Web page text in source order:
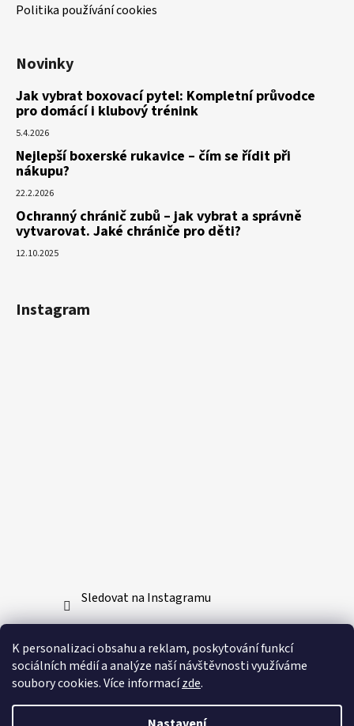
K personalizaci obsahu a reklam, poskytování funkcí
sociálních médií a analýze naší návštěvnosti využíváme
soubory cookies. Více informacízde.
Politika používání cookies
Novinky
Jak vybrat boxovací pytel: Kompletní průvodce
pro domácí i klubový trénink
5.4.2026
Nejlepší boxerské rukavice – čím se řídit při
nákupu?
22.2.2026
Ochranný chránič zubů – jak vybrat a správně
vytvarovat. Jaké chrániče pro děti?
12.10.2025
Instagram
Sledovat na Instagramu
Přijímáme online platby